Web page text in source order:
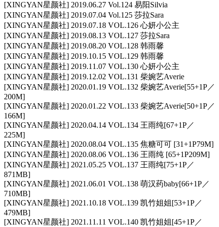
[XINGYAN星颜社] 2019.06.27 Vol.124 易阳Silvia
[XINGYAN星颜社] 2019.07.04 Vol.125 莎拉Sara
[XINGYAN星颜社] 2019.07.18 VOL.126 心妍小公主
[XINGYAN星颜社] 2019.08.13 VOL.127 莎拉Sara
[XINGYAN星颜社] 2019.08.20 VOL.128 韩雨馨
[XINGYAN星颜社] 2019.10.15 VOL.129 韩雨馨
[XINGYAN星颜社] 2019.11.07 VOL.130 心妍小公主
[XINGYAN星颜社] 2019.12.02 VOL.131 柴婉艺Averie
[XINGYAN星颜社] 2020.01.19 VOL.132 柴婉艺Averie[55+1P／
200M]
[XINGYAN星颜社] 2020.01.22 VOL.133 柴婉艺Averie[50+1P／
166M]
[XINGYAN星颜社] 2020.04.14 VOL.134 王雨纯[67+1P／
225M]
[XINGYAN星颜社] 2020.08.04 VOL.135 焦糖可可 [31+1P79M]
[XINGYAN星颜社] 2020.08.06 VOL.136 王雨纯 [65+1P209M]
[XINGYAN星颜社] 2021.05.25 VOL.137 王雨纯[75+1P／
871MB]
[XINGYAN星颜社] 2021.06.01 VOL.138 萌汉药baby[66+1P／
710MB]
[XINGYAN星颜社] 2021.10.18 VOL.139 凯竹姐姐[53+1P／
479MB]
[XINGYAN星颜社] 2021.11.11 VOL.140 凯竹姐姐[45+1P／